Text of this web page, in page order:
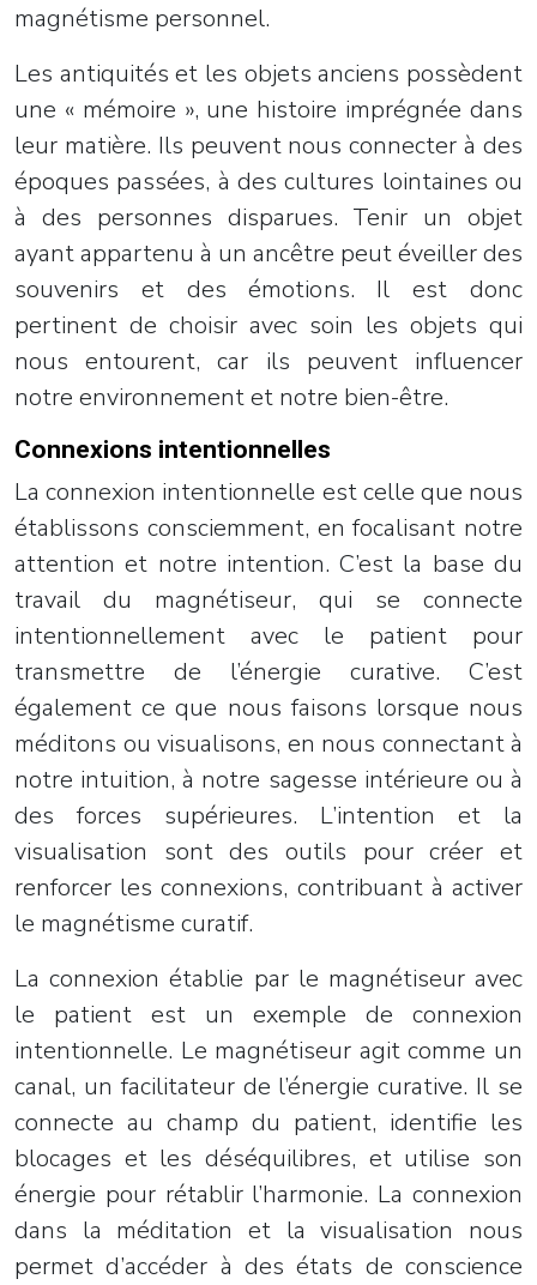
magnétisme personnel.
Les antiquités et les objets anciens possèdent
une « mémoire », une histoire imprégnée dans
leur matière. Ils peuvent nous connecter à des
époques passées, à des cultures lointaines ou
à des personnes disparues. Tenir un objet
ayant appartenu à un ancêtre peut éveiller des
souvenirs et des émotions. Il est donc
pertinent de choisir avec soin les objets qui
nous entourent, car ils peuvent influencer
notre environnement et notre bien-être.
Connexions intentionnelles
La connexion intentionnelle est celle que nous
établissons consciemment, en focalisant notre
attention et notre intention. C’est la base du
travail du magnétiseur, qui se connecte
intentionnellement avec le patient pour
transmettre de l’énergie curative. C’est
également ce que nous faisons lorsque nous
méditons ou visualisons, en nous connectant à
notre intuition, à notre sagesse intérieure ou à
des forces supérieures. L’intention et la
visualisation sont des outils pour créer et
renforcer les connexions, contribuant à activer
le magnétisme curatif.
La connexion établie par le magnétiseur avec
le patient est un exemple de connexion
intentionnelle. Le magnétiseur agit comme un
canal, un facilitateur de l’énergie curative. Il se
connecte au champ du patient, identifie les
blocages et les déséquilibres, et utilise son
énergie pour rétablir l’harmonie. La connexion
dans la méditation et la visualisation nous
permet d’accéder à des états de conscience